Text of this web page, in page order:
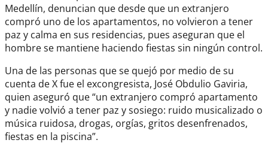
Medellín, denuncian que desde que un extranjero
compró uno de los apartamentos, no volvieron a tener
paz y calma en sus residencias, pues aseguran que el
hombre se mantiene haciendo fiestas sin ningún control.
Una de las personas que se quejó por medio de su
cuenta de X fue el excongresista, José Obdulio Gaviria,
quien aseguró que “un extranjero compró apartamento
y nadie volvió a tener paz y sosiego: ruido musicalizado o
música ruidosa, drogas, orgías, gritos desenfrenados,
fiestas en la piscina”.